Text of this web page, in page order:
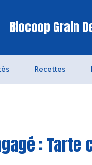
Biocoop Grain
Recettes
: